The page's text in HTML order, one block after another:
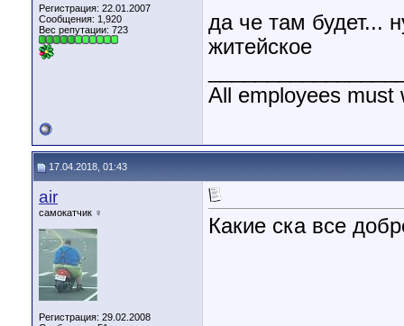
Регистрация: 22.01.2007
Сообщения: 1,920
Вес репутации: 723
да че там будет...
житейское
All employees must
17.04.2018, 01:43
air
самокатчик ♀
Регистрация: 29.02.2008
Какие ска все